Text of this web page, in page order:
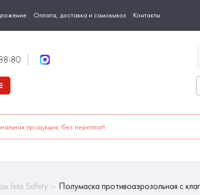
Оплата, доставка и самовывоз Контакты
80
продукция, без переплат!
Jeta Safety Полумаска противоаэрозольная с